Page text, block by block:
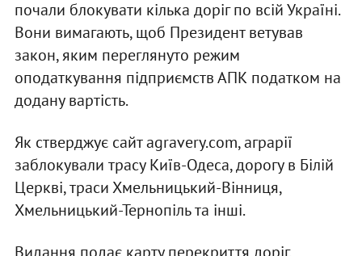
почали блокувати кілька доріг по всій Україні.
Вони вимагають, щоб Президент ветував
закон, яким переглянуто режим
оподаткування підприємств АПК податком на
додану вартість.
Як стверджує сайт agravery.com, аграрії
заблокували трасу Київ-Одеса, дорогу в Білій
Церкві, траси Хмельницький-Вінниця,
Хмельницький-Тернопіль та інші.
Видання подає карту перекриття доріг.